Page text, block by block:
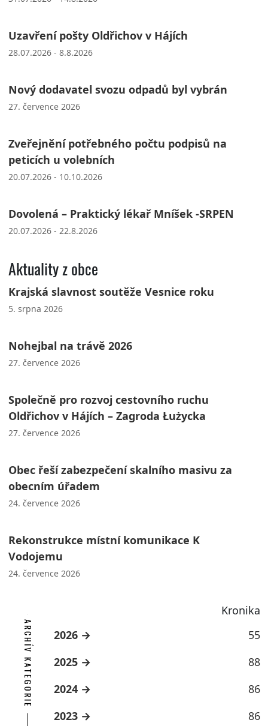
Uzavření pošty Oldřichov v Hájích
28.07.2026 - 8.8.2026
Nový dodavatel svozu odpadů byl vybrán
27. července 2026
Zveřejnění potřebného počtu podpisů na
peticích u volebních
20.07.2026 - 10.10.2026
Dovolená – Praktický lékař Mníšek -SRPEN
20.07.2026 - 22.8.2026
Aktuality z obce
Krajská slavnost soutěže Vesnice roku
5. srpna 2026
Nohejbal na trávě 2026
27. července 2026
Společně pro rozvoj cestovního ruchu
Oldřichov v Hájích – Zagroda Łużycka
27. července 2026
Obec řeší zabezpečení skalního masivu za
obecním úřadem
24. července 2026
Rekonstrukce místní komunikace K
Vodojemu
24. července 2026
Kronika
ARCHÍV KATEGORIE 2026
55
2025
88
2024
86
2023
86